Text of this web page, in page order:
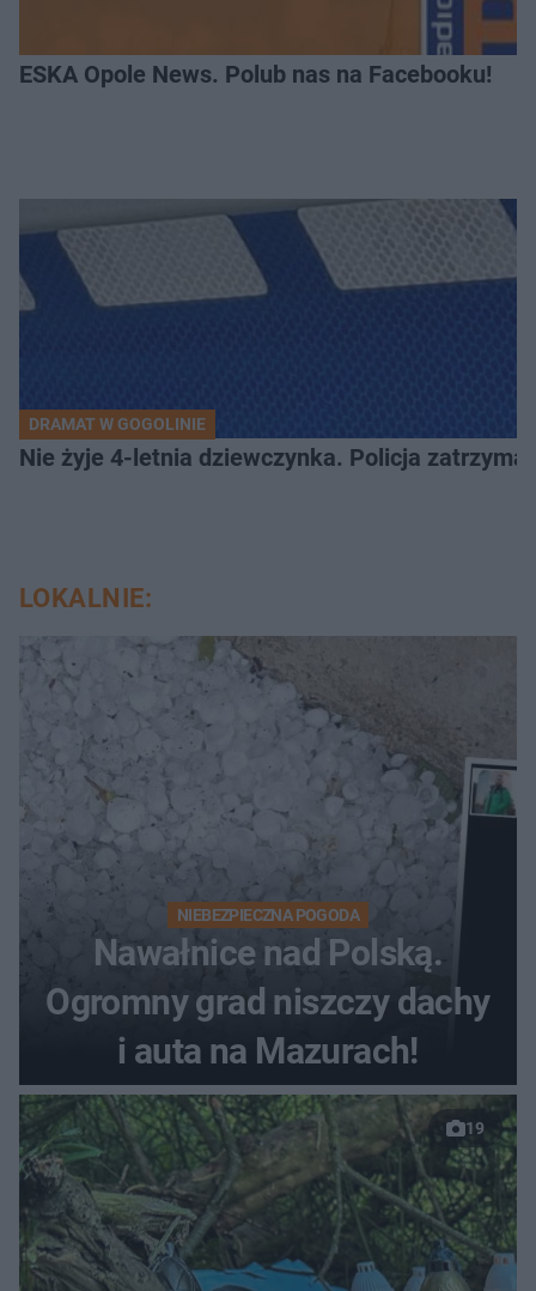
ESKA Opole News. Polub nas na Facebooku!
DRAMAT W GOGOLINIE
Nie żyje 4-letnia dziewczynka. Policja
LOKALNIE:
NIEBEZPIECZNA POGODA
Nawałnice nad Polską.
Ogromny grad niszczy dachy
i auta na Mazurach!
19